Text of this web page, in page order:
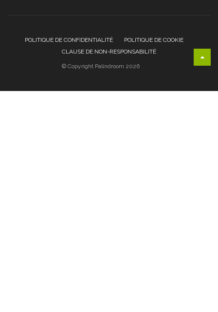
POLITIQUE DE CONFIDENTIALITÉ
POLITIQUE DE COOKIE
CLAUSE DE NON-RESPONSABILITÉ
© Copyright Palindroom 2026